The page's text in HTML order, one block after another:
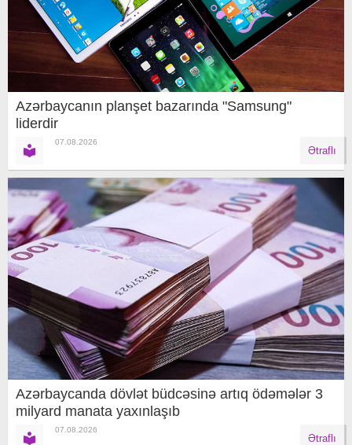
Azərbaycanın planşet bazarında "Samsung"
liderdir
07.08.2026
Ətraflı
Azərbaycanda dövlət büdcəsinə artıq ödəmələr 3
milyard manata yaxınlaşıb
07.08.2026
Ətraflı